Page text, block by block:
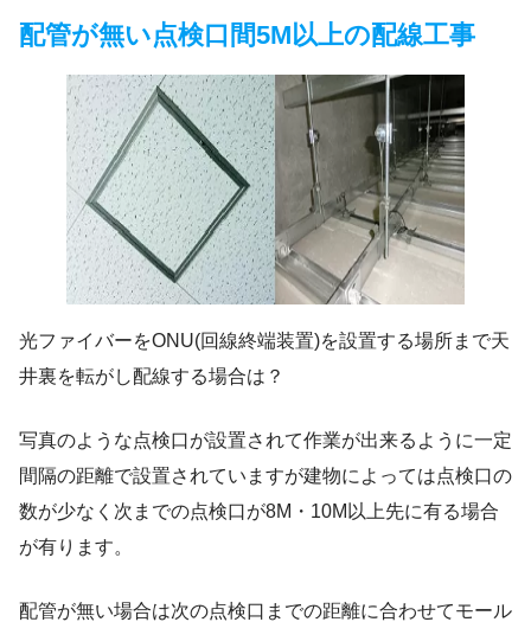
配管が無い点検口間5M以上の配線工事
光ファイバーをONU(回線終端装置)を設置する場所まで天
井裏を転がし配線する場合は？
写真のような点検口が設置されて作業が出来るように一定
間隔の距離で設置されていますが建物によっては点検口の
数が少なく次までの点検口が8M・10M以上先に有る場合
が有ります。
配管が無い場合は次の点検口までの距離に合わせてモール